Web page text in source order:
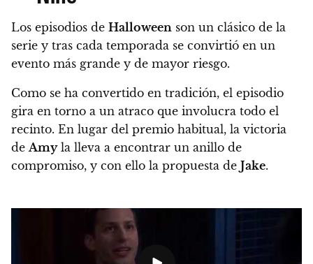
Los episodios de Halloween son un clásico de la
serie y tras cada temporada se convirtió en un
evento más grande y de mayor riesgo.
Como se ha convertido en tradición, el episodio
gira en torno a un atraco que involucra todo el
recinto. En lugar del premio habitual, la victoria
deAmyla lleva a encontrar un anillo de
compromiso, y con ello la propuesta de Jake.